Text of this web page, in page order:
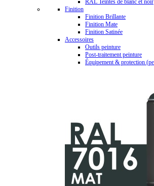
RAL Teintes de blanc et noir
Finition
Finition Brillante
Finition Mate
Finition Satinée
Accessoires
Outils peinture
Post-traitement peinture
Équipement & protection